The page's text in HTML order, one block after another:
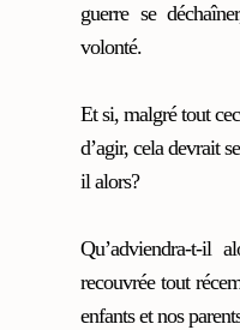
guerre se
volonté.
Et si, malgré tout
d’agir, cela devrait
il alors?
Qu’adviendra-t-il
recouvrée tout
enfants et nos